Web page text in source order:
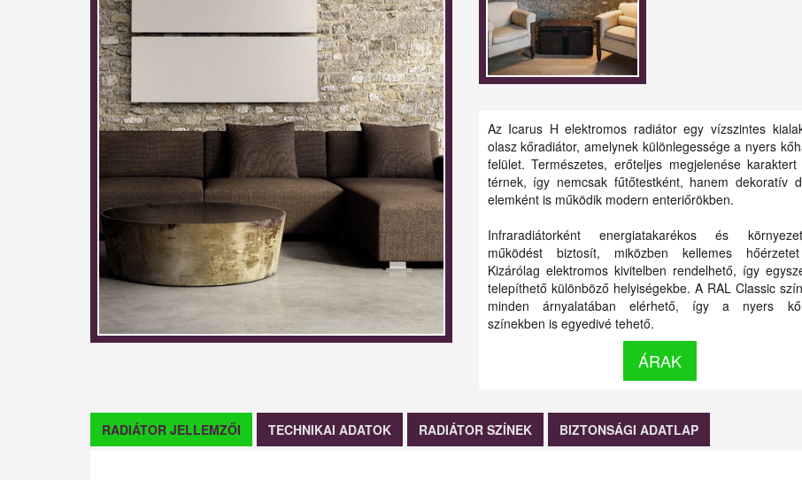
Az Icarus H elektromos radiátor egy vízszintes
olasz kőradiátor, amelynek különlegessége a nyers
felület. Természetes, erőteljes megjelenése
térnek, így nemcsak fűtőtestként, hanem dekoratív
elemként is működik modern enteriőrökben.
Infraradiátorként energiatakarékos és
működést biztosít, miközben kellemes
Kizárólag elektromos kivitelben rendelhető, így
telepíthető különböző helyiségekbe. A RAL Classic
minden árnyalatában elérhető, így a nyers
színekben is egyedivé tehető.
ÁRAK
RADIÁTOR JELLEMZŐI TECHNIKAI ADATOK RADIÁTOR SZÍNEK BIZTONSÁGI ADATLAP